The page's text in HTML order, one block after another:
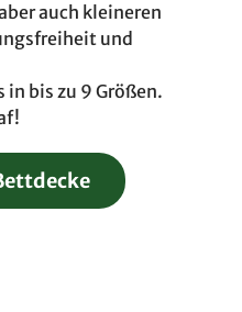
auch kleineren
und
bis zu 9 Größen.